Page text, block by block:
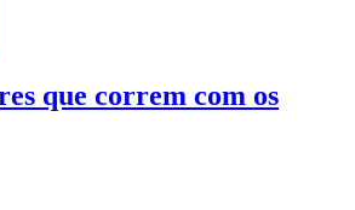
que correm com os